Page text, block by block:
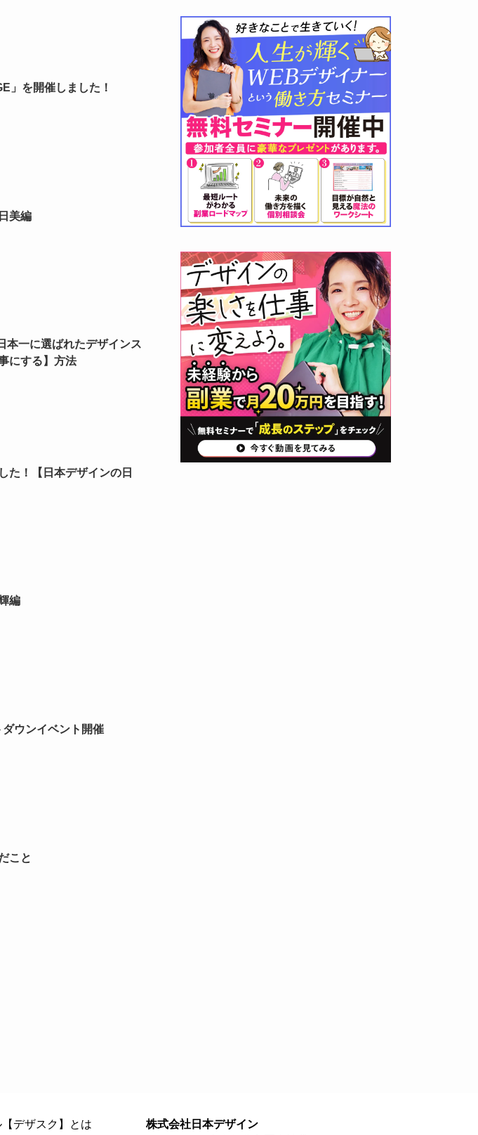
」を開催しました！
美編
本一に選ばれたデザインス
にする】方法
た！【日本デザインの日
編
ウンイベント開催
こと
デザスク】とは
株式会社日本デザイン